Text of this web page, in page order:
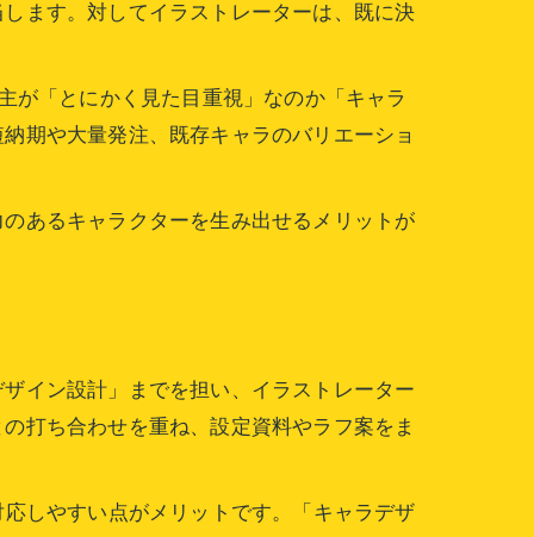
ます。対してイラストレーターは、既に決
が「とにかく見た目重視」なのか「キャラ
期や大量発注、既存キャラのバリエーショ
あるキャラクターを生み出せるメリットが
イン設計」までを担い、イラストレーター
打ち合わせを重ね、設定資料やラフ案をま
しやすい点がメリットです。「キャラデザ